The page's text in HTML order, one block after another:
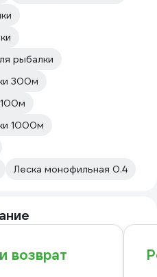
рыбалки
300м
1000м
Леска монофильная 0.4
возврат